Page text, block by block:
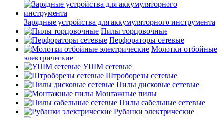
Зарядные устройства для аккумуляторного инструмента
Пилы торцовочные
Перфораторы сетевые
Молотки отбойные
электрические
УШМ сетевые
Штроборезы сетевые
Пилы дисковые сетевые
Монтажные пилы
Пилы сабельные сетевые
Рубанки электрические